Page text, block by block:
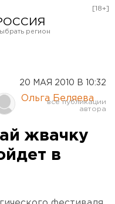
Курган
[18+]
20 МАЯ 2010 В 10:32
Ольга Беляева
жвачку
в